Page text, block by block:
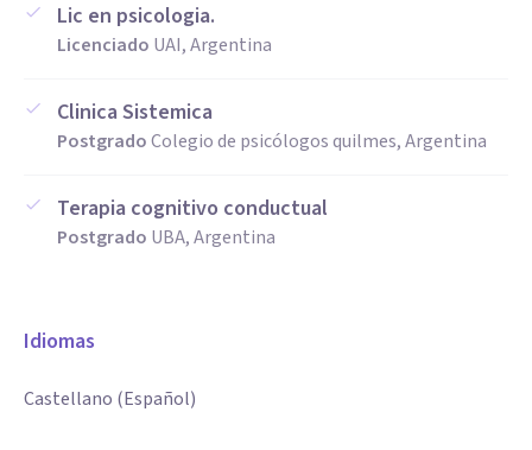
Lic en psicologia.
Licenciado UAI, Argentina
Clinica Sistemica
PostgradoColegio de psicólogos quilmes, Argentina
Terapia cognitivo conductual
Postgrado UBA, Argentina
Idiomas
Castellano (Español)